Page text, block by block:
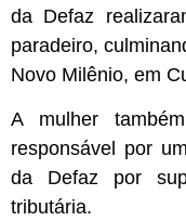
da Defaz
paradeiro,
Novo Milênio, em
A mulher
responsável por
da Defaz por
tributária.